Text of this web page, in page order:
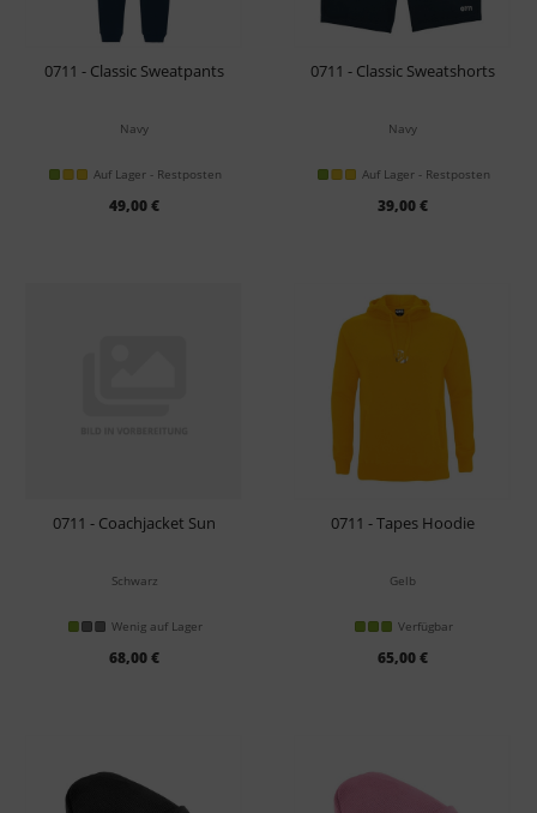
0711 - Classic Sweatpants
Navy
Auf Lager - Restposten
49,00 €
0711 - Classic Sweatshorts
Navy
Auf Lager - Restposten
39,00 €
0711 - Coachjacket Sun
Schwarz
Wenig auf Lager
68,00 €
0711 - Tapes Hoodie
Gelb
Verfügbar
65,00 €